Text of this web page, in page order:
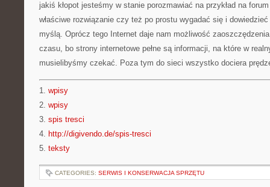
jakiś kłopot jesteśmy w stanie porozmawiać na przykład na
właściwe rozwiązanie czy też po prostu wygadać się i
myślą. Oprócz tego Internet daje nam możliwość
czasu, bo strony internetowe pełne są informacji, na które w
musielibyśmy czekać. Poza tym do sieci wszystko dociera
1. wpisy
2. wpisy
3. spis tresci
4. http://digivendo.de/spis-tresci
5. teksty
CATEGORIES: SERWIS I KONSERWACJA SPRZĘTU